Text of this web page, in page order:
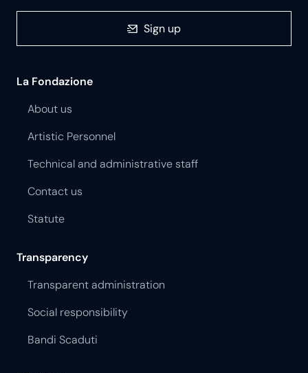
Sign up
La Fondazione
About us
Artistic Personnel
Technical and administrative staff
Contact us
Statute
Transparency
Transparent administration
Social responsibility
Bandi Scaduti